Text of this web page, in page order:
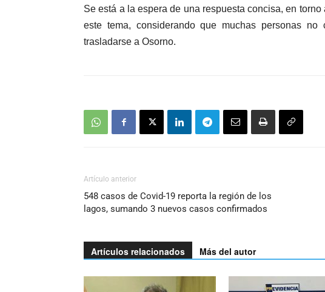
Se está a la espera de una respuesta concisa, en
este tema, considerando que muchas personas no
trasladarse a Osorno.
Artículo anterior
548 casos de Covid-19 reporta la región de los
lagos, sumando 3 nuevos casos confirmados
Artículos relacionados Más del autor